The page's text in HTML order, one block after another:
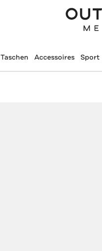
Taschen Accessoires Sport